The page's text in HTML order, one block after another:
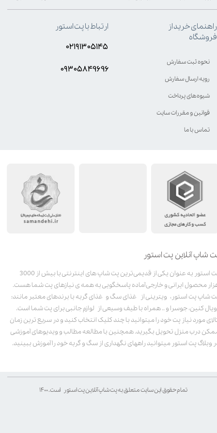
شاپ آنلاین پت استور
پت استور به عنوان یکی از قدیمی‌ترین پت شاپ های اینترنتی با بیش از 3000
محصول ایرانی و خارجی آماده پاسخگویی به همه ی نیازهای پت شما هست.
شاپ پت استور، ویترینی از غذای سگ و غذای گربه با برندهای معتبر مانند:
کنین، جوسرا و .. همراه با طیف وسیعی از لوازم جانبی برای پت شما است.
مورد نیاز پت خود را میتوانید با چند کلیک انتخاب کنید و در سریع ترین زمان
درب منزل تحویل بگیرید. همچنین با مطالعه مطالب و ویدیوهای آموزشی
وبلاگ پت استور میتوانید راههای نگهداری از سگ و گربه خود را آموزش ببینید.
تمام حقوق این سایت متعلق به پت شاپ آنلاین پت استور است. ۱۴۰۰
راهنمای خرید از
فروشگاه
نحوه ثبت سفارش
رویه ارسال سفارش
شیوه‌های پرداخت
قوانین و مقررات سایت
تماس با ما
ارتباط با پت استور
۰۲۱۹۱۳۰۵۱۴۵
۰۹۳۰۵8۴9696